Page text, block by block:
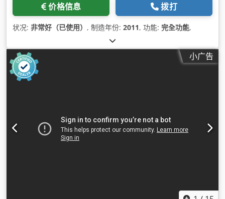
价格信息 拨打
状况: 非常好（已使用） , 制造年份: 2011, 功能: 完全功能,
小广告